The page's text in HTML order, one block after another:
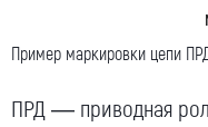
Пример маркировки цепи
ПРД — приводная